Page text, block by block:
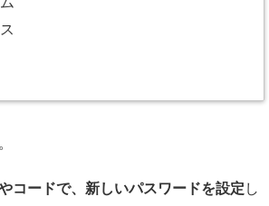
コードで、新しいパスワードを設定 し